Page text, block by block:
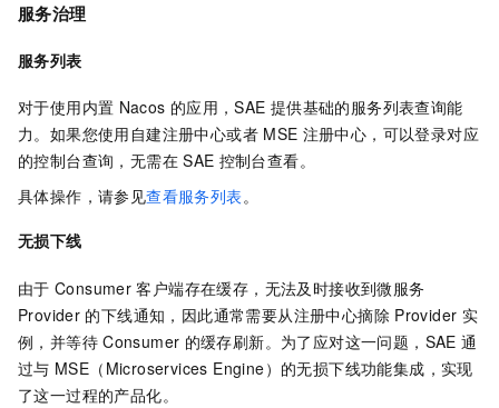
服务治理
服务列表
对于使用内置 Nacos 的应用，SAE 提供基础的服务列表查询能
力。如果您使用自建注册中心或者 MSE 注册中心，可以登录对应
的控制台查询，无需在 SAE 控制台查看。
具体操作，请参见查看服务列表。
无损下线
由于 Consumer 客户端存在缓存，无法及时接收到微服务
Provider 的下线通知，因此通常需要从注册中心摘除 Provider 实
例，并等待 Consumer 的缓存刷新。为了应对这一问题，SAE 通
过与 MSE（Microservices Engine）的无损下线功能集成，实现
了这一过程的产品化。